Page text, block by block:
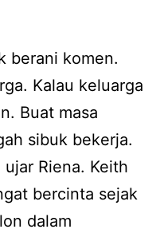
berani komen.
Kalau keluarga
Buat masa
sibuk bekerja.
Riena. Keith
bercinta sejak
dalam